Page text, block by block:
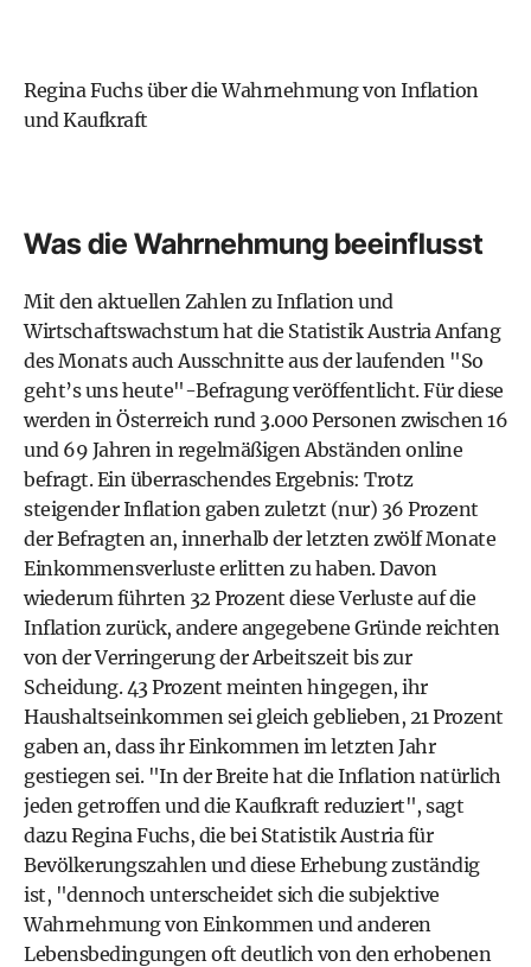
Regina Fuchs über die Wahrnehmung von Inflation
und Kaufkraft
Was die Wahrnehmung beeinflusst
Mit den aktuellen Zahlen zu Inflation und
Wirtschaftswachstum hat die Statistik Austria Anfang
des Monats auch Ausschnitte aus der laufenden "So
geht’s uns heute"-Befragung veröffentlicht. Für diese
werden in Österreich rund 3.000 Personen zwischen 16
und 69 Jahren in regelmäßigen Abständen online
befragt. Ein überraschendes Ergebnis: Trotz
steigenderInflation gaben zuletzt (nur) 36 Prozent
der Befragten an, innerhalb der letzten zwölf Monate
Einkommensverluste erlitten zu haben. Davon
wiederum führten 32 Prozent diese Verluste auf die
Inflation zurück, andere angegebene Gründe reichten
von der Verringerung der Arbeitszeit bis zur
Scheidung. 43 Prozent meinten hingegen, ihr
Haushaltseinkommen sei gleich geblieben, 21 Prozent
gaben an, dass ihr Einkommen im letzten Jahr
gestiegen sei. "In der Breite hat die Inflation natürlich
jeden getroffen und die Kaufkraft reduziert", sagt
dazu Regina Fuchs, die bei Statistik Austria für
Bevölkerungszahlen und diese Erhebung zuständig
ist, "dennoch unterscheidet sich die subjektive
Wahrnehmung von Einkommen und anderen
Lebensbedingungen oft deutlich von den erhobenen